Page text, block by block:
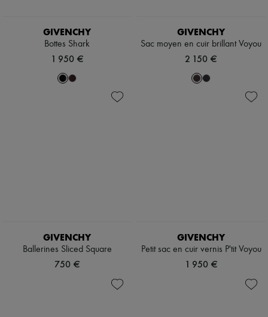
GIVENCHY
Bottes Shark
1 950 €
GIVENCHY
Sac moyen en cuir brillant Voyou
2 150 €
GIVENCHY
Ballerines Sliced Square
750 €
GIVENCHY
Petit sac en cuir vernis P'tit Voyou
1 950 €